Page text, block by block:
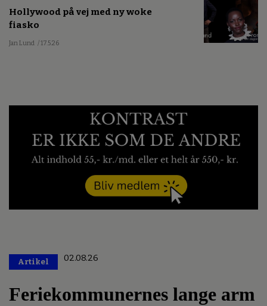
Hollywood på vej med ny woke
fiasko
Jan Lund / 17.5.26
Artikel 02.08.26
Feriekommunernes lange arm